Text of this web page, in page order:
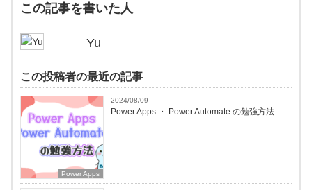
この記事を書いた人
Yu
この投稿者の最近の記事
Power Apps
2024/08/09
Power Apps ・ Power Automate の勉強方法